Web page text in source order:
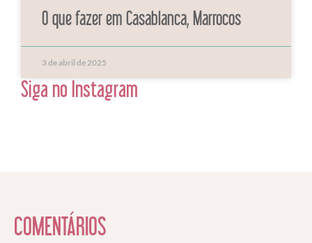
O que fazer em Casablanca, Marrocos
3 de abril de 2025
Siga no Instagram
COMENTÁRIOS